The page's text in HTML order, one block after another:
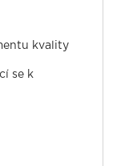
kvality
se k